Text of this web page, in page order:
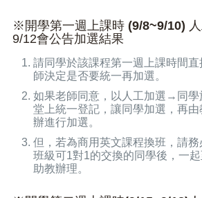
※開學第一週上課時 (9/8~9/10)
9/12會公告加選結果
請同學於該課程第一週上課時間
師決定是否要統一再加選。
如果老師同意，以人工加選→同學
堂上統一登記，讓同學加選，再
辦進行加選。
但，若為商用英文課程換班，請
班級可1對1的交換的同學後，一
助教辦理。